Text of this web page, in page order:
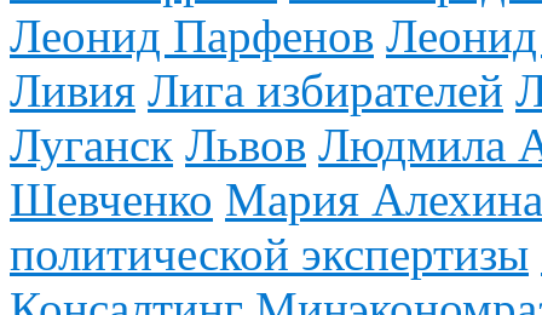
Леонид Парфенов
Ливия Лига избирателей
Луганск Львов Людмила
Шевченко Мария Алехина
политической экспертизы